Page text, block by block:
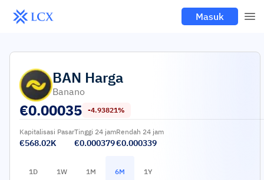
Masuk
BAN Harga
Banano
€0.00035 -4.93821%
Kapitalisasi Pasar
€568.02K
Tinggi 24 jam
€0.000379
Rendah 24 jam
€0.000339
1D 1W 1M 6M 1Y